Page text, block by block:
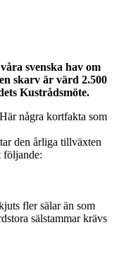
svenska hav om
skarv är värd 2.500
Kustrådsmöte.
några kortfakta som
den årliga tillväxten
följande:
fler sälar än som
sälstammar krävs